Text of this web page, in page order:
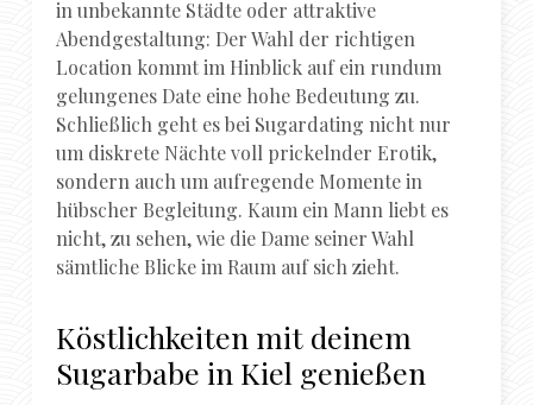
in unbekannte Städte oder attraktive
Abendgestaltung: Der Wahl der richtigen
Location kommt im Hinblick auf ein rundum
gelungenes Date eine hohe Bedeutung zu.
Schließlich geht es bei Sugardating nicht nur
um diskrete Nächte voll prickelnder Erotik,
sondern auch um aufregende Momente in
hübscher Begleitung. Kaum ein Mann liebt es
nicht, zu sehen, wie die Dame seiner Wahl
sämtliche Blicke im Raum auf sich zieht.
Köstlichkeiten mit deinem
Sugarbabe in Kiel genießen